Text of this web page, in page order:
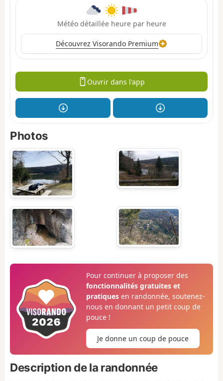
Météo détaillée heure par heure
Découvrez Visorando Premium
Ouvrir dans l'app
Photos
Pour continuer à proposer des
fonctionnalités gratuites et
pratiquesen randonnée, soutenez-
nous en donnant un petit coup de
pouce !
Je donne un coup de pouce
Description de la randonnée